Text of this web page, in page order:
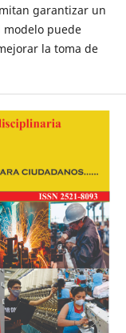
garantizar un
modelo puede
la toma de